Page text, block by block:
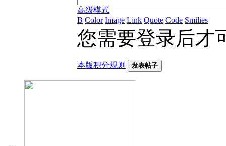
高级模式
B Color Image Link Quote Code Smilies
您需要登录后才
本版积分规则 发表帖子